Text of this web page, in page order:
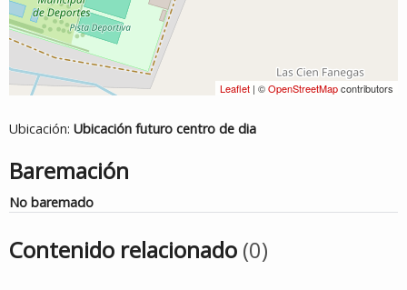
Leaflet | ©OpenStreetMapcontributors
Ubicación: Ubicación futuro centro de dia
Baremación
No baremado
Contenido relacionado (0)